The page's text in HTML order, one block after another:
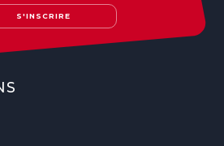
S'INSCRIRE